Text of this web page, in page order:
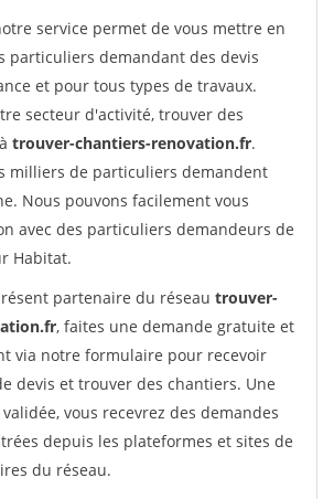
service permet de vous mettre en
particuliers demandant des devis
et pour tous types de travaux.
secteur d'activité, trouver des
trouver-chantiers-renovation.fr.
milliers de particuliers demandent
Nous pouvons facilement vous
avec des particuliers demandeurs de
Habitat.
partenaire du réseau trouver-
, faites une demande gratuite et
via notre formulaire pour recevoir
devis et trouver des chantiers. Une
vous recevrez des demandes
depuis les plateformes et sites de
du réseau.